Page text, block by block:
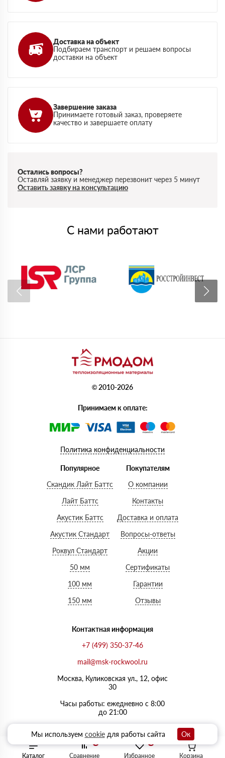
Каталог Избранное
Сравнение Корзина
Доставка на объект
Подбираем транспорт и решаем вопросы
доставки на объект
Завершение заказа
Принимаете готовый заказ, проверяете
качество и завершаете оплату
Остались вопросы?
Оставляй заявку и менеджер перезвонит через 5 минут
Оставить заявку на консультацию
С нами работают
© 2010-2026
Принимаем к оплате:
Политика конфиденциальности
Популярное
Скандик Лайт Баттс
Лайт Баттс
Акустик Баттс
Акустик Стандарт
Роквул Стандарт
50 мм
100 мм
150 мм
Покупателям
О компании
Контакты
Доставка и оплата
Вопросы-ответы
Акции
Сертификаты
Гарантии
Отзывы
Контактная информация
+7 (499) 350-37-46
mail@msk-rockwool.ru
Москва, Куликовская ул., 12, офис
30
Часы работы: ежедневно с 8:00
до 21:00
Мы используем cookieдля работы сайта Ок